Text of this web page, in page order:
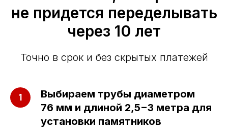
не придется переделывать
через 10 лет
Точно в срок и без скрытых платежей
Выбираем трубы диаметром
76 мм и длиной 2,5−3 метра для
установки памятников
в офис
г. Саратов, улица имени Е.И.
Пугачёва, 156